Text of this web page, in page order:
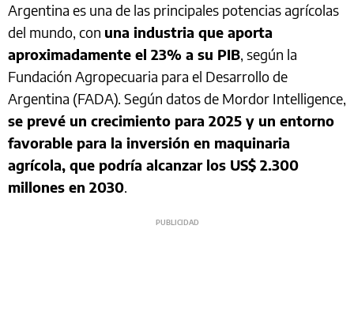
Argentina es una de las principales potencias agrícolas
del mundo, con una industria que aporta
aproximadamente el 23% a su PIB, según la
Fundación Agropecuaria para el Desarrollo de
Argentina (FADA). Según datos de Mordor Intelligence,
se prevé un crecimiento para 2025 y un entorno
favorable para la inversión en maquinaria
agrícola, que podría alcanzar los US$ 2.300
millones en 2030.